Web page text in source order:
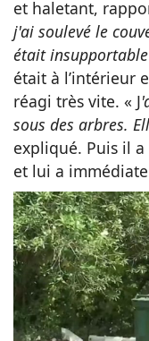
et haletant,
j'ai soulevé le
était insupportable
était à l’intérieur
réagi très vite. « J
sous des arbres.
expliqué. Puis il
et lui a